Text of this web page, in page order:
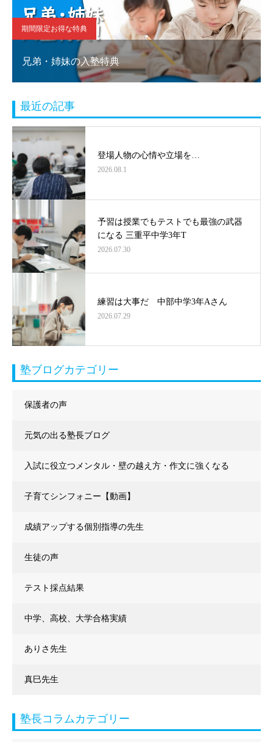
期間限定お得な特典
兄弟・姉妹の入塾特典
最近の記事
登場人物の心情や立場を…
2026.08.1
予習は授業でもテストでも最強の武器
になる 三重平中学3年T
2026.07.30
練習は大事だ 中部中学3年Aさん
2026.07.29
塾ブログカテゴリー
保護者の声
元気の出る塾長ブログ
入試に役立つメンタル・壁の越え方・作文に強くなる
子育てシンフォニー【動画】
成績アップする個別指導の先生
生徒の声
テスト採点結果
中学、高校、大学合格実績
ありさ先生
真巳先生
塾長コラムカテゴリー